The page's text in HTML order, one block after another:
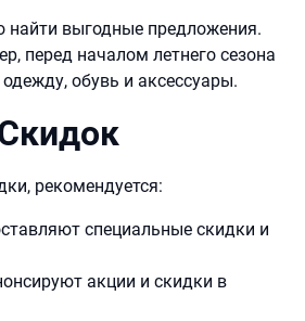
найти выгодные предложения.
перед началом летнего сезона
обувь и аксессуары.
рекомендуется:
специальные скидки и
акции и скидки в